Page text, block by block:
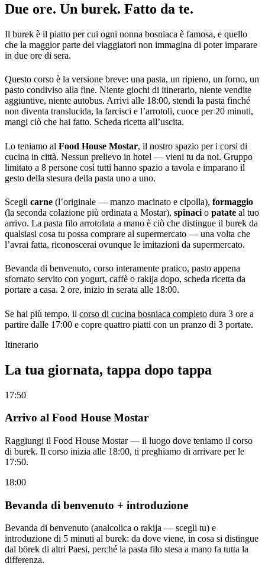
Due ore. Un burek. Fatto da te.
Il burek è il piatto per cui ogni nonna bosniaca è famosa, e quello
che la maggior parte dei viaggiatori non immagina di poter imparare
in due ore di sera.
Questo corso è la versione breve: una pasta, un ripieno, un forno, un
pasto condiviso alla fine. Niente giochi di itinerario, niente vendite
aggiuntive, niente autobus. Arrivi alle 18:00, stendi la pasta finché
non diventa translucida, la farcisci e l’arrotoli, cuoce per 20 minuti,
mangi ciò che hai fatto. Scheda ricetta all’uscita.
Lo teniamo al Food House Mostar, il nostro spazio per i corsi di
cucina in città. Nessun prelievo in hotel — vieni tu da noi. Gruppo
limitato a 8 persone così tutti hanno spazio a tavola e imparano il
gesto della stesura della pasta uno a uno.
Scegli carne (l’originale — manzo macinato e cipolla), formaggio
(la seconda colazione più ordinata a Mostar), spinaci o patate al tuo
arrivo. La pasta filo arrotolata a mano è ciò che distingue il burek da
qualsiasi cosa tu possa comprare al supermercato — una volta che
l’avrai fatta, riconoscerai ovunque le imitazioni da supermercato.
Bevanda di benvenuto, corso interamente pratico, pasto appena
sfornato servito con yogurt, caffè o rakija dopo, scheda ricetta da
portare a casa. 2 ore, inizio in serata alle 18:00.
Se hai più tempo, il corso di cucina bosniaca completo dura 3 ore a
partire dalle 17:00 e copre quattro piatti con un pranzo di 3 portate.
Itinerario
La tua giornata, tappa dopo tappa
17:50
Arrivo al Food House Mostar
Raggiungi il Food House Mostar — il luogo dove teniamo il corso
di burek. Il corso inizia alle 18:00, ti preghiamo di arrivare per le
17:50.
18:00
Bevanda di benvenuto + introduzione
Bevanda di benvenuto (analcolica o rakija — scegli tu) e
introduzione di 5 minuti al burek: da dove viene, in cosa si distingue
dal börek di altri Paesi, perché la pasta filo stesa a mano fa tutta la
differenza.